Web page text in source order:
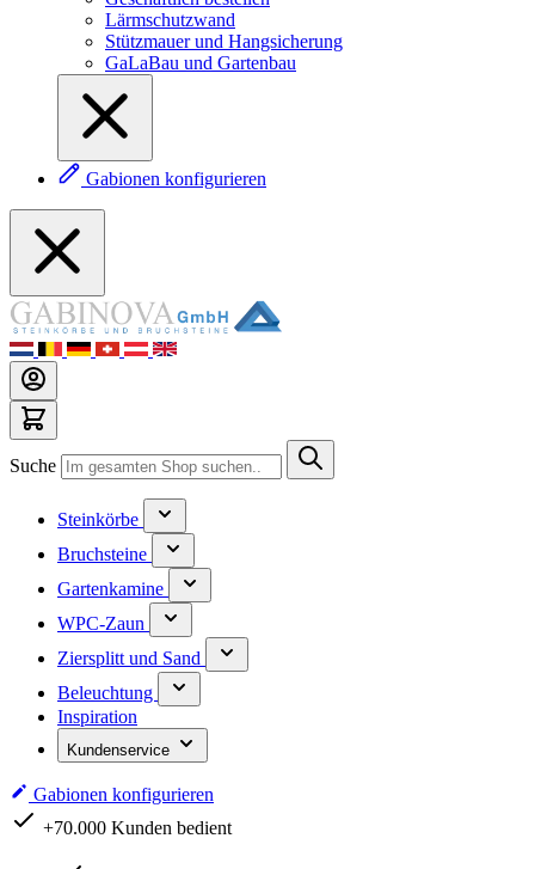
Lärmschutzwand
Stützmauer und Hangsicherung
GaLaBau und Gartenbau
Gabionen konfigurieren
Suche
Steinkörbe
Bruchsteine
Gartenkamine
WPC-Zaun
Ziersplitt und Sand
Beleuchtung
Inspiration
Kundenservice
Gabionen konfigurieren
Schnelle Lieferung in Deutschland